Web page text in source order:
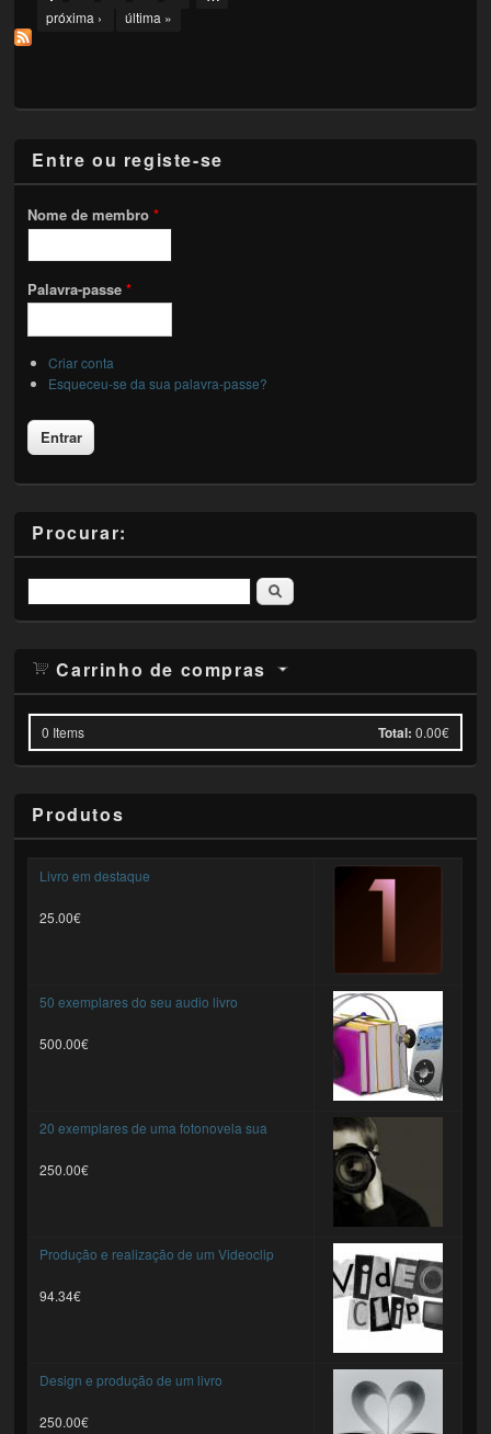
próxima › última »
Entre ou registe-se
Nome de membro*
Palavra-passe*
Criar conta
Esqueceu-se da sua palavra-passe?
Procurar:
Pesquisar
Carrinho de compras
0 Items Total: 0.00€
Produtos
Livro em destaque
25.00€
50 exemplares do seu audio livro
500.00€
20 exemplares de uma fotonovela sua
250.00€
Produção e realização de um Videoclip
94.34€
Design e produção de um livro
250.00€